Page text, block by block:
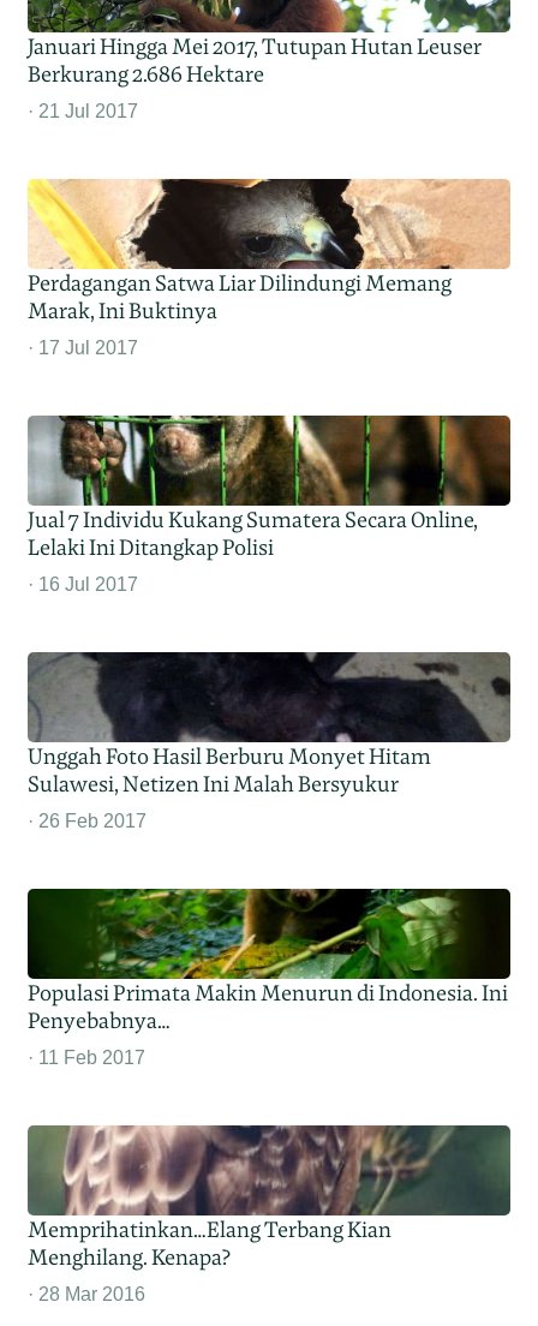
Januari Hingga Mei 2017, Tutupan Hutan Leuser
Berkurang 2.686 Hektare
21 Jul 2017
Perdagangan Satwa Liar Dilindungi Memang
Marak, Ini Buktinya
17 Jul 2017
Jual 7 Individu Kukang Sumatera Secara Online,
Lelaki Ini Ditangkap Polisi
16 Jul 2017
Unggah Foto Hasil Berburu Monyet Hitam
Sulawesi, Netizen Ini Malah Bersyukur
26 Feb 2017
Populasi Primata Makin Menurun di Indonesia. Ini
Penyebabnya…
11 Feb 2017
Memprihatinkan…Elang Terbang Kian
Menghilang. Kenapa?
28 Mar 2016